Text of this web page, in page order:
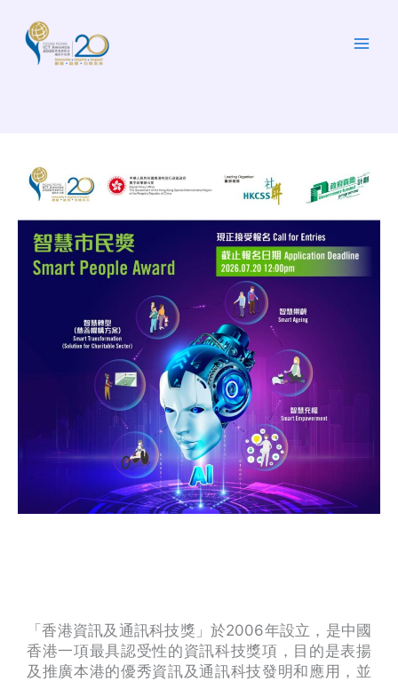
「香港資訊及通訊科技獎」於2006年設立，是中國
香港一項最具認受性的資訊科技獎項，目的是表揚
及推廣本港的優秀資訊及通訊科技發明和應用，並